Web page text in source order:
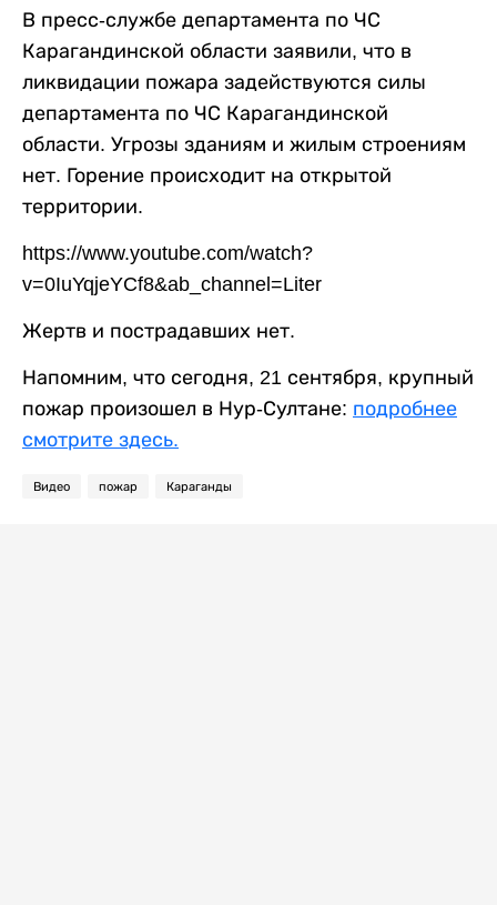
В пресс-службе департамента по ЧС
Карагандинской области заявили, что в
ликвидации пожара задействуются силы
департамента по ЧС Карагандинской
области. Угрозы зданиям и жилым строениям
нет. Горение происходит на открытой
территории.
https://www.youtube.com/watch?
v=0IuYqjeYCf8&ab_channel=Liter
Жертв и пострадавших нет.
Напомним, что сегодня, 21 сентября, крупный
пожар произошел в Нур-Султане: подробнее
смотрите здесь.
Видео пожар Караганды